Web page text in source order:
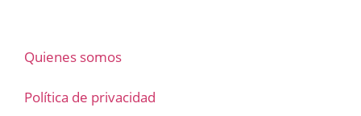
Quienes somos
Política de privacidad